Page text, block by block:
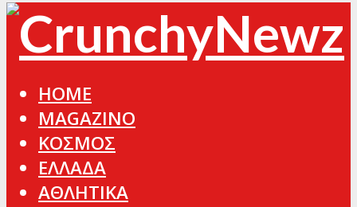
HOME
MAGAZINO
ΚΟΣΜΟΣ
ΕΛΛΑΔΑ
ΑΘΛΗΤΙΚΑ